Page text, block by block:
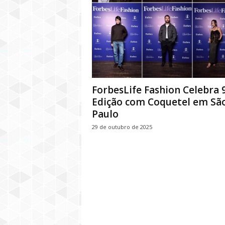
ForbesLife Fashion Celebra
Edição com Coquetel em
Paulo
29 de outubro de 2025